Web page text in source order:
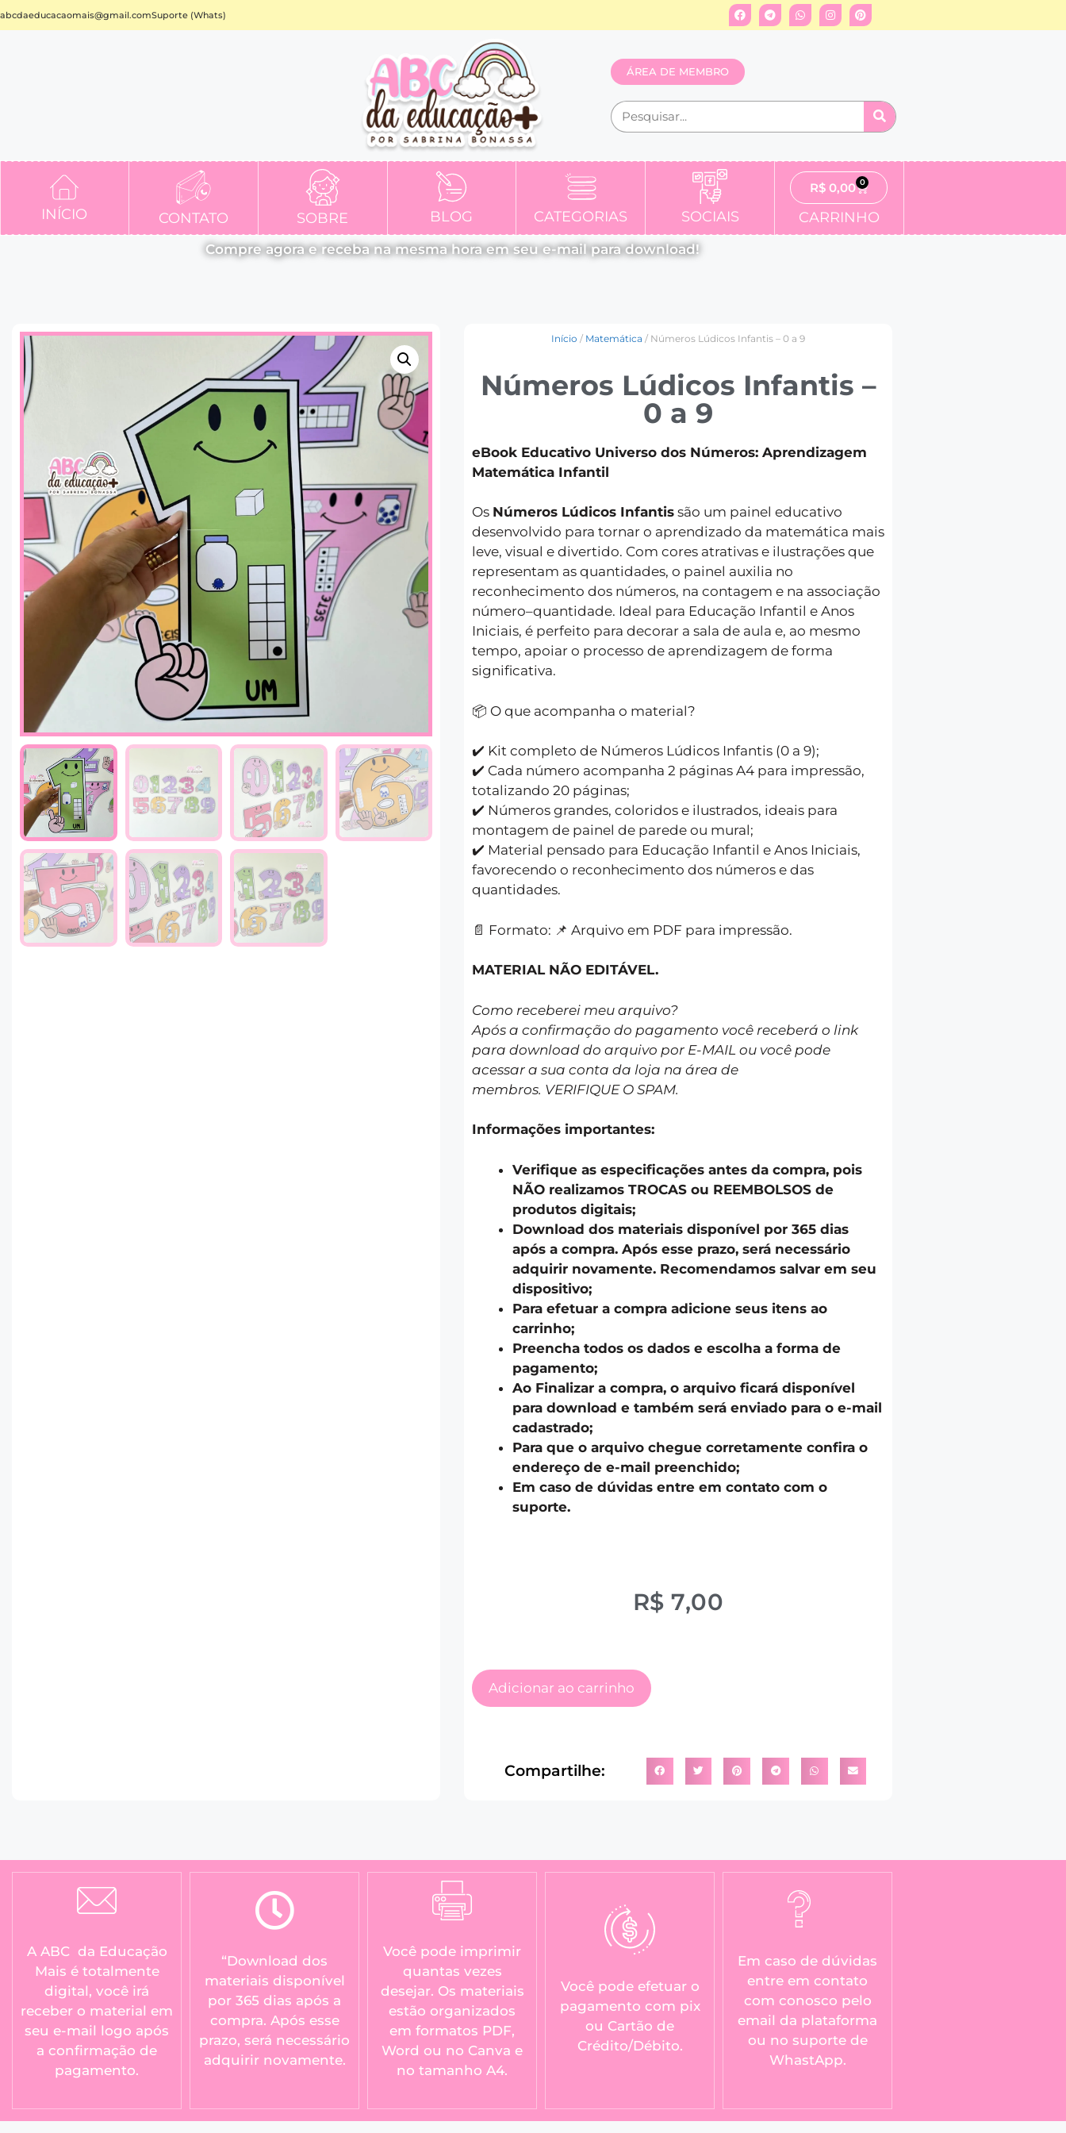
abcdaeducacaomais@gmail.comSuporte (Whats)
ÁREA DE MEMBRO
INÍCIO CONTATO SOBRE BLOG CATEGORIAS SOCIAIS
R$ 0,00 0
CARRINHO
Compre agora e receba na mesma hora em seu e-mail para download!
Início / Matemática / Números Lúdicos Infantis – 0 a 9
Números Lúdicos Infantis –
0 a 9
eBook Educativo Universo dos Números: Aprendizagem
Matemática Infantil
Os Números Lúdicos Infantis são um painel educativo
desenvolvido para tornar o aprendizado da matemática mais
leve, visual e divertido. Com cores atrativas e ilustrações que
representam as quantidades, o painel auxilia no
reconhecimento dos números, na contagem e na associação
número–quantidade. Ideal para Educação Infantil e Anos
Iniciais, é perfeito para decorar a sala de aula e, ao mesmo
tempo, apoiar o processo de aprendizagem de forma
significativa.
📦 O que acompanha o material?
✔️ Kit completo de Números Lúdicos Infantis (0 a 9);
✔️ Cada número acompanha 2 páginas A4 para impressão,
totalizando 20 páginas;
✔️ Números grandes, coloridos e ilustrados, ideais para
montagem de painel de parede ou mural;
✔️ Material pensado para Educação Infantil e Anos Iniciais,
favorecendo o reconhecimento dos números e das
quantidades.
📄 Formato: 📌 Arquivo em PDF para impressão.
MATERIAL NÃO EDITÁVEL.
Como receberei meu arquivo?
Após a confirmação do pagamento você receberá o link
para download do arquivo por E-MAIL ou você pode
acessar a sua conta da loja na área de
membros. VERIFIQUE O SPAM.
Informações importantes:
Verifique as especificações antes da compra, pois
NÃO realizamos TROCAS ou REEMBOLSOS de
produtos digitais;
Download dos materiais disponível por 365 dias
após a compra. Após esse prazo, será necessário
adquirir novamente. Recomendamos salvar em seu
dispositivo;
Para efetuar a compra adicione seus itens ao
carrinho;
Preencha todos os dados e escolha a forma de
pagamento;
Ao Finalizar a compra, o arquivo ficará disponível
para download e também será enviado para o e-mail
cadastrado;
Para que o arquivo chegue corretamente confira o
endereço de e-mail preenchido;
Em caso de dúvidas entre em contato com o
suporte.
R$ 7,00
Adicionar ao carrinho
Compartilhe:
A ABC da Educação
Mais é totalmente
digital, você irá
receber o material em
seu e-mail logo após
a confirmação de
pagamento.
“Download dos
materiais disponível
por 365 dias após a
compra. Após esse
prazo, será necessário
adquirir novamente.
Você pode imprimir
quantas vezes
desejar. Os materiais
estão organizados
em formatos PDF,
Word ou no Canva e
no tamanho A4.
Você pode efetuar o
pagamento com pix
ou Cartão de
Crédito/Débito.
Em caso de dúvidas
entre em contato
com conosco pelo
email da plataforma
ou no suporte de
WhastApp.